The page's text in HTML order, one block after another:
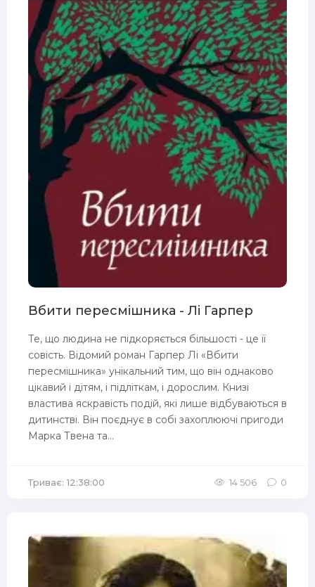
Вбити пересмішника - Лі Гарпер
Те, що людина не підкоряється більшості - це її
совість. Відомий роман Гарпер Лі «Вбити
пересмішника» унікальний тим, що він однаково
цікавий і дітям, і підліткам, і дорослим. Книзі
властива яскравість подій, які лише відбуваються в
дитинстві. Він поєднує в собі захоплюючі пригоди
Марка Твена та...
Триває: 12:38:00 14 506 0